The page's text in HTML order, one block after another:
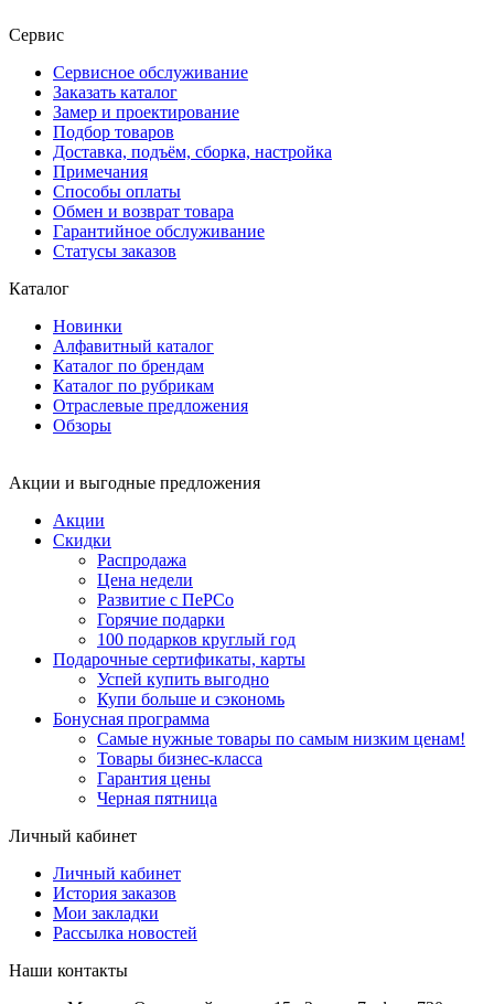
Сервис
Сервисное обслуживание
Заказать каталог
Замер и проектирование
Подбор товаров
Доставка, подъём, сборка, настройка
Примечания
Способы оплаты
Обмен и возврат товара
Гарантийное обслуживание
Статусы заказов
Каталог
Новинки
Алфавитный каталог
Каталог по брендам
Каталог по рубрикам
Отраслевые предложения
Обзоры
Акции и выгодные предложения
Акции
Скидки
Распродажа
Цена недели
Развитие с ПеРСо
Горячие подарки
100 подарков круглый год
Подарочные сертификаты, карты
Успей купить выгодно
Купи больше и сэкономь
Бонусная программа
Самые нужные товары по самым низким ценам!
Товары бизнес-класса
Гарантия цены
Черная пятница
Личный кабинет
Личный кабинет
История заказов
Мои закладки
Рассылка новостей
Наши контакты